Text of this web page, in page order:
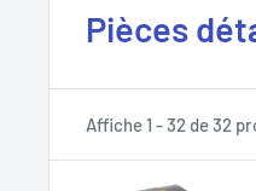
Pièces
Affiche 1 - 32 de 32